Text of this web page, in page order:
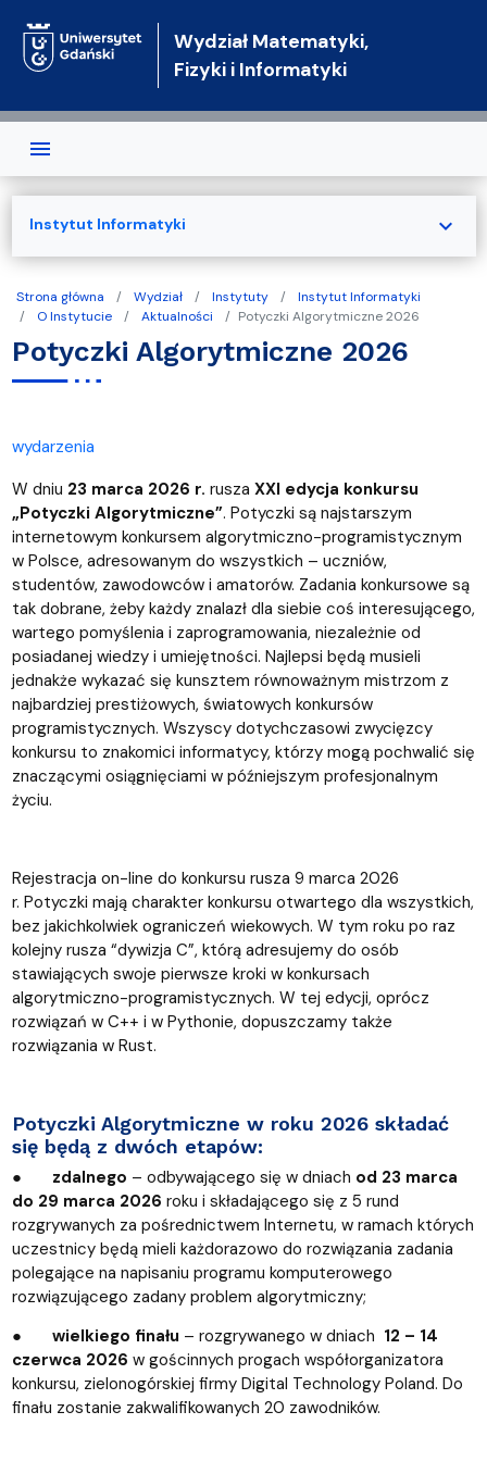
Wydział Matematyki,
Fizyki i Informatyki
Strona główna Wydział Instytuty
Instytut Informatyki
O Instytucie
Aktualności Potyczki Algorytmiczne 2026
Potyczki Algorytmiczne 2026
wydarzenia
W dniu 23 marca 2026 r. rusza XXI edycja konkursu
„Potyczki Algorytmiczne”. Potyczki są najstarszym
internetowym konkursem algorytmiczno-programistycznym
w Polsce, adresowanym do wszystkich – uczniów,
studentów, zawodowców i amatorów. Zadania konkursowe są
tak dobrane, żeby każdy znalazł dla siebie coś interesującego,
wartego pomyślenia i zaprogramowania, niezależnie od
posiadanej wiedzy i umiejętności. Najlepsi będą musieli
jednakże wykazać się kunsztem równoważnym mistrzom z
najbardziej prestiżowych, światowych konkursów
programistycznych. Wszyscy dotychczasowi zwycięzcy
konkursu to znakomici informatycy, którzy mogą pochwalić się
znaczącymi osiągnięciami w późniejszym profesjonalnym
życiu.
Rejestracja on-line do konkursu rusza 9 marca 2026
r. Potyczki mają charakter konkursu otwartego dla wszystkich,
bez jakichkolwiek ograniczeń wiekowych. W tym roku po raz
kolejny rusza “dywizja C”, którą adresujemy do osób
stawiających swoje pierwsze kroki w konkursach
algorytmiczno-programistycznych. W tej edycji, oprócz
rozwiązań w C++ i w Pythonie, dopuszczamy także
rozwiązania w Rust.
Potyczki Algorytmiczne w roku 2026 składać
się będą z dwóch etapów:
● zdalnego – odbywającego się w dniach od 23 marca
do 29 marca 2026 roku i składającego się z 5 rund
rozgrywanych za pośrednictwem Internetu, w ramach których
uczestnicy będą mieli każdorazowo do rozwiązania zadania
polegające na napisaniu programu komputerowego
rozwiązującego zadany problem algorytmiczny;
● wielkiego finału – rozgrywanego w dniach 12 – 14
czerwca 2026 w gościnnych progach współorganizatora
konkursu, zielonogórskiej firmy Digital Technology Poland. Do
finału zostanie zakwalifikowanych 20 zawodników.
Instytut Informatyki expand_more